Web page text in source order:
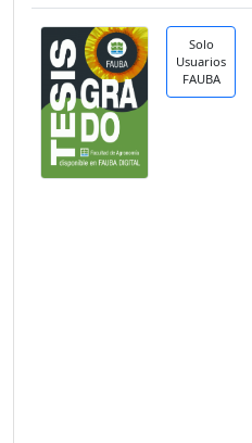
Solo
Usuarios
FAUBA